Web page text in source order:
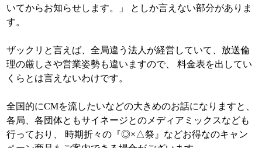
いてからお知らせします。」 としか言えない部分がありま
す。
ザックリと言えば、全局違う法人が経営していて、放送倫
理の厳しさや営業姿勢も違いますので、 料金表を出してい
くらとは言えないわけです。
全国的にCMを流したいなどの大きめのお話になりますと、
各局、各団体ともサイネージとのメディアミックスなども
行っており、 時期折々の『◎×△祭』などお得なのキャン